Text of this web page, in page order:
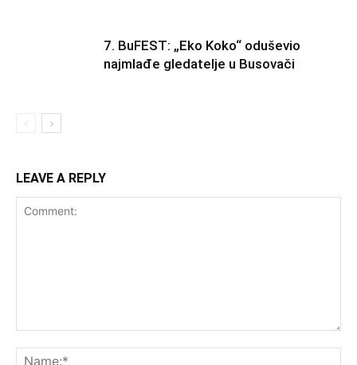
7. BuFEST: „Eko Koko“ oduševio
najmlađe gledatelje u Busovači
LEAVE A REPLY